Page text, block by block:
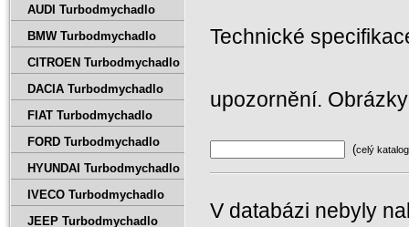
Technické
upozornění.
(celý katalog
V databázi nebyly
AUDI Turbodmychadlo
BMW Turbodmychadlo
CITROEN Turbodmychadlo
DACIA Turbodmychadlo
FIAT Turbodmychadlo
FORD Turbodmychadlo
HYUNDAI Turbodmychadlo
IVECO Turbodmychadlo
JEEP Turbodmychadlo